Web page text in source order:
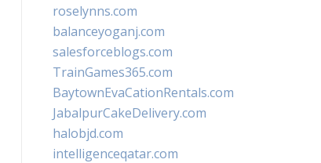
roselynns.com
balanceyoganj.com
salesforceblogs.com
TrainGames365.com
BaytownEvaCationRentals.com
JabalpurCakeDelivery.com
halobjd.com
intelligenceqatar.com